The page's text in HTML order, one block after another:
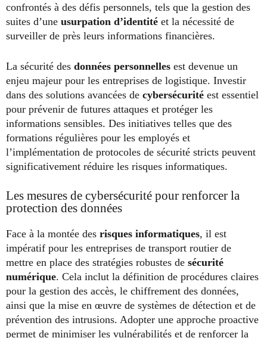
confrontés à des défis personnels, tels que la gestion des
suites d’une usurpation d’identité et la nécessité de
surveiller de près leurs informations financières.
La sécurité des données personnelles est devenue un
enjeu majeur pour les entreprises de logistique. Investir
dans des solutions avancées de cybersécurité est essentiel
pour prévenir de futures attaques et protéger les
informations sensibles. Des initiatives telles que des
formations régulières pour les employés et
l’implémentation de protocoles de sécurité stricts peuvent
significativement réduire les risques informatiques.
Les mesures de cybersécurité pour renforcer la
protection des données
Face à la montée des risques informatiques, il est
impératif pour les entreprises de transport routier de
mettre en place des stratégies robustes de sécurité
numérique. Cela inclut la définition de procédures claires
pour la gestion des accès, le chiffrement des données,
ainsi que la mise en œuvre de systèmes de détection et de
prévention des intrusions. Adopter une approche proactive
permet de minimiser les vulnérabilités et de renforcer la